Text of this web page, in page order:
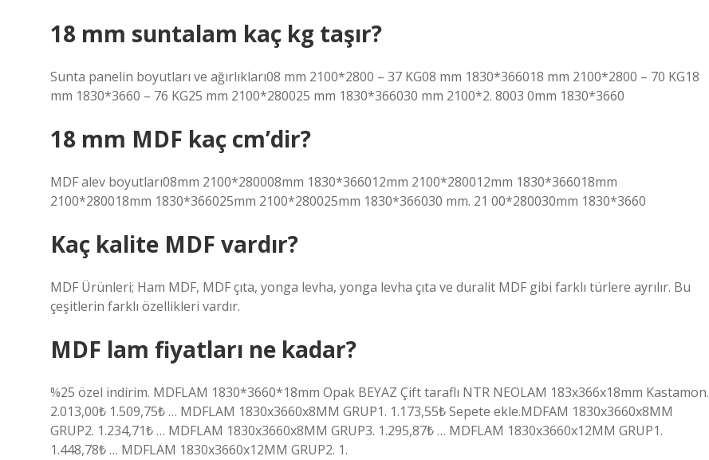
18 mm suntalam kaç kg taşır?
Sunta panelin boyutları ve ağırlıkları08 mm 2100*2800 – 37 KG08 mm 1830*366018 mm 2100*2800 – 70 KG18
mm 1830*3660 – 76 KG25 mm 2100*280025 mm 1830*366030 mm 2100*2. 8003 0mm 1830*3660
18 mm MDF kaç cm’dir?
MDF alev boyutları08mm 2100*280008mm 1830*366012mm 2100*280012mm 1830*366018mm
2100*280018mm 1830*366025mm 2100*280025mm 1830*366030 mm. 21 00*280030mm 1830*3660
Kaç kalite MDF vardır?
MDF Ürünleri; Ham MDF, MDF çıta, yonga levha, yonga levha çıta ve duralit MDF gibi farklı türlere ayrılır. Bu
çeşitlerin farklı özellikleri vardır.
MDF lam fiyatları ne kadar?
%25 özel indirim. MDFLAM 1830*3660*18mm Opak BEYAZ Çift taraflı NTR NEOLAM 183x366x18mm Kastamon.
2.013,00₺ 1.509,75₺ … MDFLAM 1830x3660x8MM GRUP1. 1.173,55₺ Sepete ekle.MDFAM 1830x3660x8MM
GRUP2. 1.234,71₺ … MDFLAM 1830x3660x8MM GRUP3. 1.295,87₺ … MDFLAM 1830x3660x12MM GRUP1.
1.448,78₺ … MDFLAM 1830x3660x12MM GRUP2. 1.